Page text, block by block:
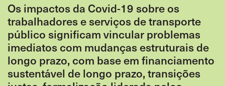
Os impactos da Covid-19 sobre os
trabalhadores e serviços de transporte
público significam vincular problemas
imediatos com mudanças estruturais de
longo prazo, com base em financiamento
sustentável de longo prazo, transições